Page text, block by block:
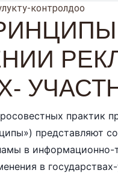
контролдоо
практик
представляют
в
в